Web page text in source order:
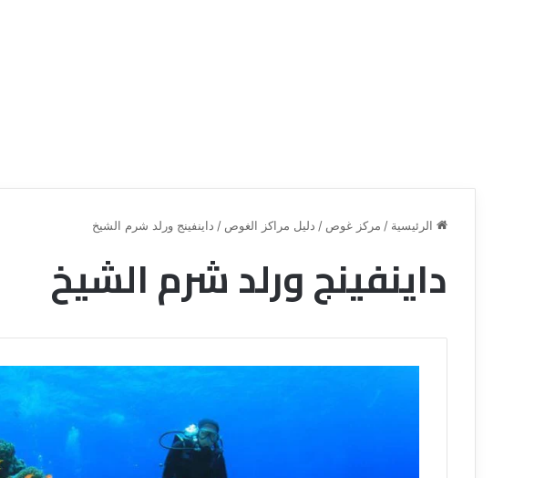
الرئيسية / مركز غوص / دليل مراكز الغوص / داينفينج ورلد شرم الشيخ
داينفينج ورلد شرم الشيخ
ق
ن
ة
قناة للسياحة دوت كوم – عروض
الفنادق